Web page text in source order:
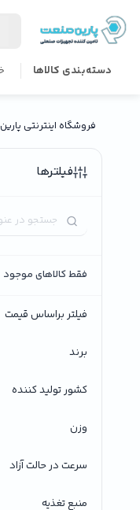
دسته‌بندی کالاها
فروشگاه اینترنتی
فیلترها
فقط کالاهای موجود
فیلتر براساس قیمت
برند
کشور تولید کننده
وزن
سرعت در حالت آزاد
منبع تغذیه